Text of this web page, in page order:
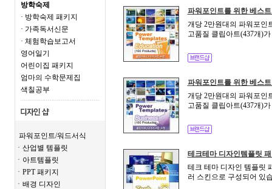
방학숙제
· 방학숙제 패키지
· 가족독서신문
· 체험학습보고서
영어일기
어린이집 패키지
엄마의 수학문제집
색칠공부
파워포인트/워드서식
ㆍ산업별 템플릿
ㆍ아트템플릿
ㆍPPT 패키지
ㆍ배경 디자인
파워포인트를 위한 베스
개당 2만원대의 파워포인
고품질 클립아트(437개)
파워포인트를 위한 베스
개당 2만원대의 파워포인
고품질 클립아트(437개)
테크테마 디자인템플릿
테크 테마 디자인 템플릿
러 스킨으로 구성되어 있